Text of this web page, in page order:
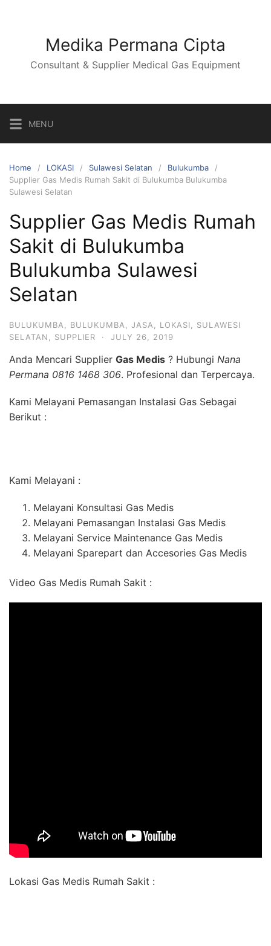
Medika Permana Cipta
Consultant & Supplier Medical Gas Equipment
MENU
Home LOKASI Sulawesi Selatan
Bulukumba
Supplier Gas Medis Rumah Sakit di Bulukumba Bulukumba
Sulawesi Selatan
Supplier Gas Medis Rumah
Sakit di Bulukumba
Bulukumba Sulawesi
Selatan
BULUKUMBA BULUKUMBA JASA LOKASI
SULAWESI
SELATAN
SUPPLIER · JULY 26, 2019
Anda Mencari Supplier Gas Medis ? Hubungi Nana
Permana 0816 1468 306. Profesional dan Terpercaya.
Kami Melayani Pemasangan Instalasi Gas Sebagai
Berikut :
Kami Melayani :
Melayani Konsultasi Gas Medis
Melayani Pemasangan Instalasi Gas Medis
Melayani Service Maintenance Gas Medis
Melayani Sparepart dan Accesories Gas Medis
Video Gas Medis Rumah Sakit :
Lokasi Gas Medis Rumah Sakit :